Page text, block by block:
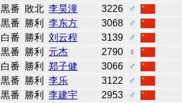
黒番 敗北 李昊潼 3226
♂
黒番 勝利 李东方 3068
♂
白番 勝利 刘云程 3139
♂
黒番 勝利 元杰 2790
♀
白番 勝利 郑子健 3066
♂
黒番 勝利 李乐 3122
♂
黒番 勝利 李建宇 2953
♂